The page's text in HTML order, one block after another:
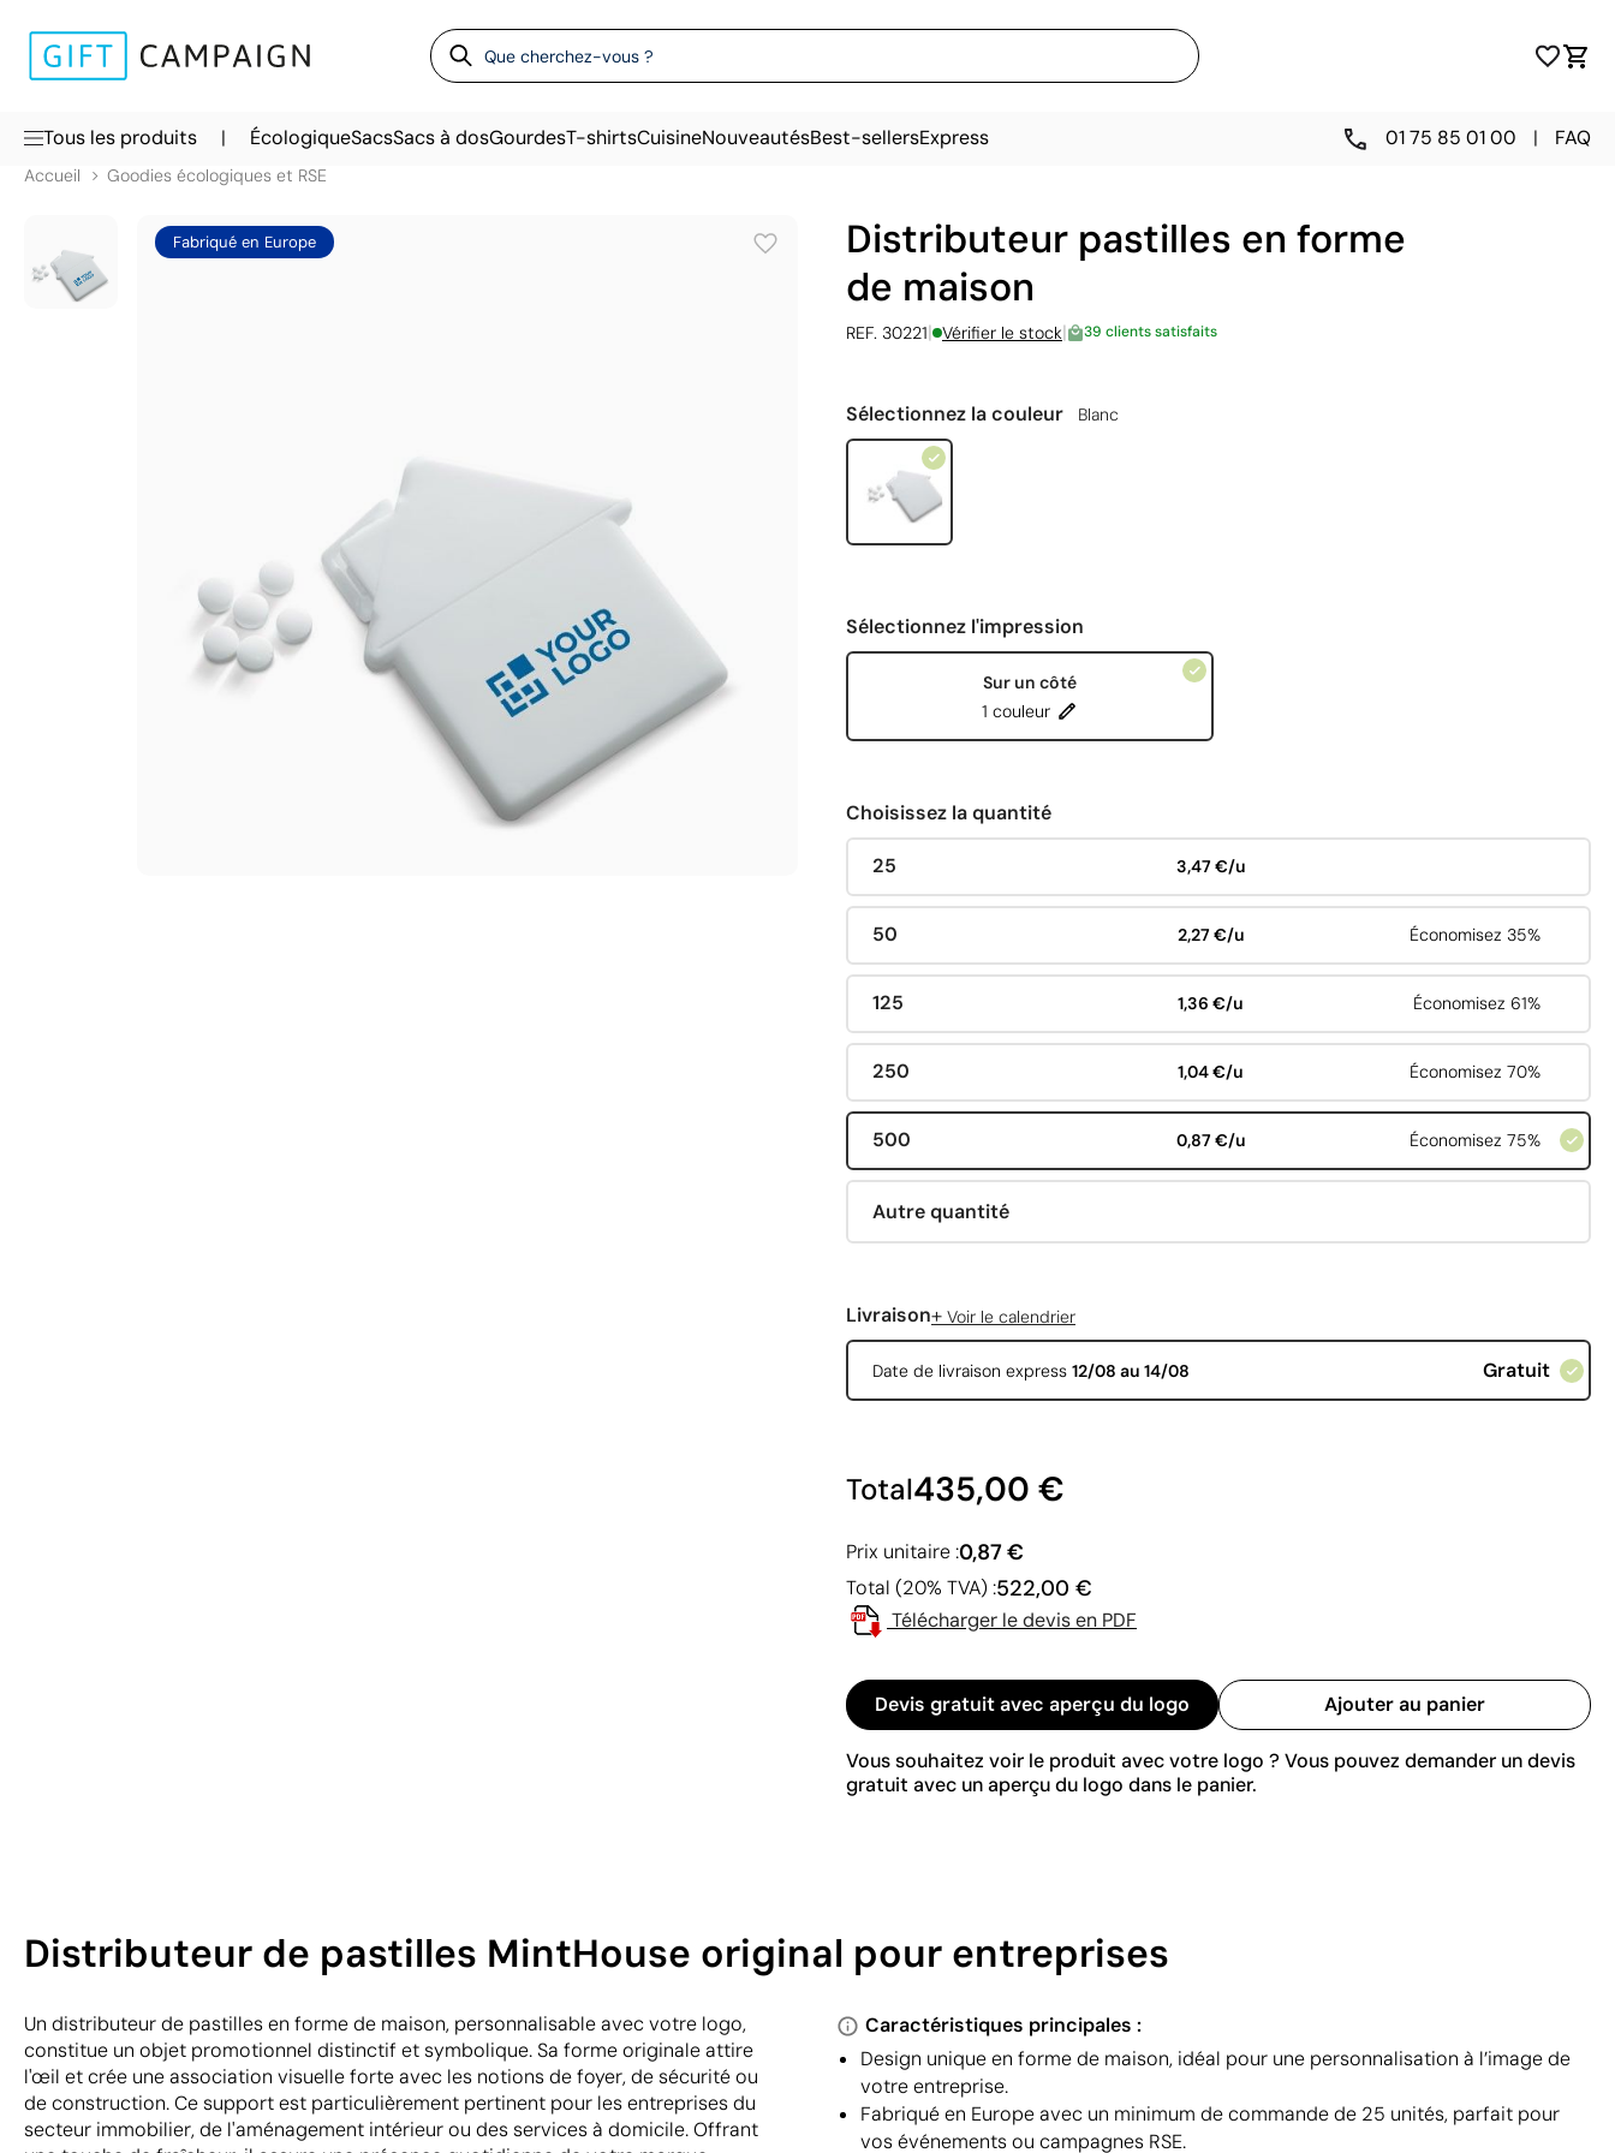
Tous les produits | ÉcologiqueSacsSacs à dosGourdesT-shirtsCuisineNouveautésBest-sellersExpress 01 75 85 01 00 | FAQ
Accueil Goodies écologiques et RSE
Fabriqué en Europe
Distributeur pastilles en forme
de maison
REF. 30221| Vérifier le stock| 39 clients satisfaits
Sélectionnez la couleur Blanc
Sélectionnez l'impression
Sur un côté
1 couleur
Choisissez la quantité
25 3,47 €/u
50 2,27 €/u Économisez 35%
125 1,36 €/u Économisez 61%
250 1,04 €/u Économisez 70%
500 0,87 €/u Économisez 75%
Autre quantité
Livraison+ Voir le calendrier
Date de livraison express 12/08 au 14/08 Gratuit
Total435,00 €
Prix unitaire :0,87 €
Total (20% TVA) :522,00 €
Télécharger le devis en PDF
Devis gratuit avec aperçu du logo Ajouter au panier
Vous souhaitez voir le produit avec votre logo ? Vous pouvez demander un devis
gratuit avec un aperçu du logo dans le panier.
Distributeur de pastilles MintHouse original pour entreprises
Un distributeur de pastilles en forme de maison, personnalisable avec votre logo,
constitue un objet promotionnel distinctif et symbolique. Sa forme originale attire
l'œil et crée une association visuelle forte avec les notions de foyer, de sécurité ou
de construction. Ce support est particulièrement pertinent pour les entreprises du
secteur immobilier, de l'aménagement intérieur ou des services à domicile. Offrant
Caractéristiques principales :
Design unique en forme de maison, idéal pour une personnalisation à l’image de
votre entreprise.
Fabriqué en Europe avec un minimum de commande de 25 unités, parfait pour
vos événements ou campagnes RSE.